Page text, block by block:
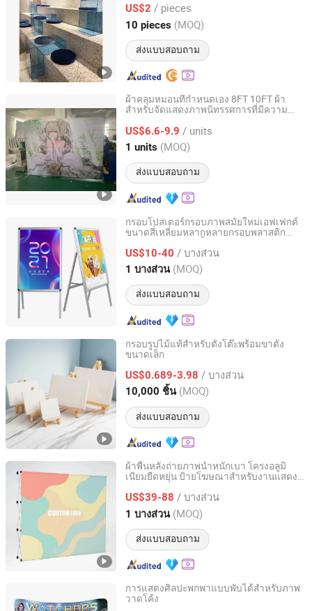
สินค้า
US$2 / pieces
10 pieces (MOQ)
ส่งแบบสอบถาม
Guangdong, China อัตราจาก 2024
ผ้าคลุมหมอนที่กำหนดเอง 8FT 10FT ผ้า
สำหรับจัดแสดงภาพนิทรรศการที่มีความ
US$6.6-9.9 / units
1 units (MOQ)
ส่งแบบสอบถาม
Foshan POS Exhibition System Co., Ltd.
Guangdong, China อัตราจาก 2024
กรอบโปสเตอร์กรอบภาพสมัยใหม่เอฟเฟกต์
ขนาดสี่เหลี่ยมหลากหลายกรอบพลาสติก
US$10-40 / บางส่วน
1 บางส่วน (MOQ)
ส่งแบบสอบถาม
Hefei Jingyi Image Printing Co., Ltd.
Anhui, China อัตราจาก 2015
กรอบรูปไม้แท้สำหรับตั้งโต๊ะพร้อมขาตั้ง
ขนาดเล็ก
US$0.689-3.98 / บางส่วน
10,000 ชิ้น (MOQ)
ส่งแบบสอบถาม
Shuifu Huiyang Agricultural Technology Co., Ltd.
Yunnan, China อัตราจาก 2025
ผ้าพื้นหลังถ่ายภาพน้ำหนักเบา โครงอลูมิ
เนียมยืดหยุ่น ป้ายโฆษณาสำหรับงานแสดง
US$39-88 / บางส่วน
1 บางส่วน (MOQ)
ส่งแบบสอบถาม
Weifang Ronning Industry Co., Ltd.
Shandong, China อัตราจาก 2019
การแสดงศิลปะพกพาแบบพับได้สำหรับภาพ
วาดโค้ง
Shanghai Soki Display Manufacture Co., Ltd.